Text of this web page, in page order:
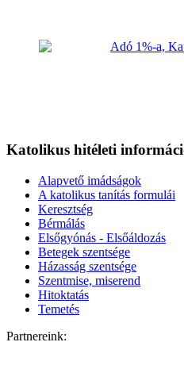
Katolikus hitéleti
Alapvető imádságok
A katolikus tanítás formulái
Keresztség
Bérmálás
Elsőgyónás - Elsőáldozás
Betegek szentsége
Házasság szentsége
Szentmise, miserend
Hitoktatás
Temetés
Partnereink: